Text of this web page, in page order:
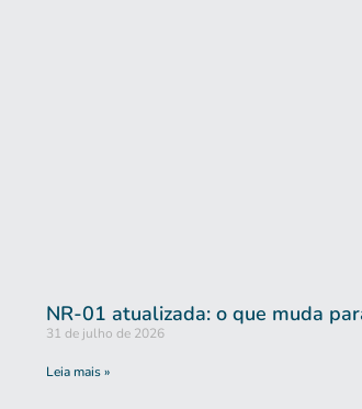
NR-01 atualizada: o que muda
31 de julho de 2026
Leia mais »